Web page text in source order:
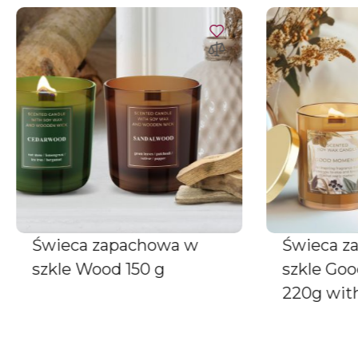
Świeca zapachowa w
szkle Wood 150 g
Świeca
szkle
220g